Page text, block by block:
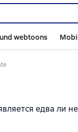
webtoons
едва ли